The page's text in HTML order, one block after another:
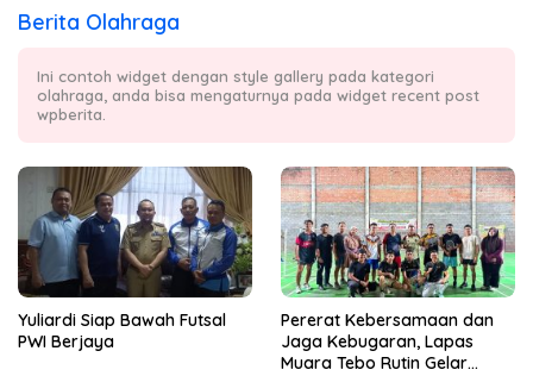
Berita Olahraga
Ini contoh widget dengan style gallery pada kategori
olahraga, anda bisa mengaturnya pada widget recent post
wpberita.
Yuliardi Siap Bawah Futsal
PWI Berjaya
Pererat Kebersamaan dan
Jaga Kebugaran, Lapas
Muara Tebo Rutin Gelar